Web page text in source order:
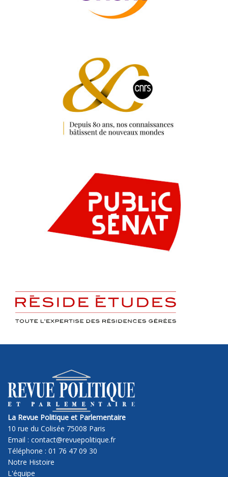
La Revue Politique et Parlementaire
10 rue du Colisée 75008 Paris
Email : contact@revuepolitique.fr
Téléphone : 01 76 47 09 30
Notre Histoire
L'équipe